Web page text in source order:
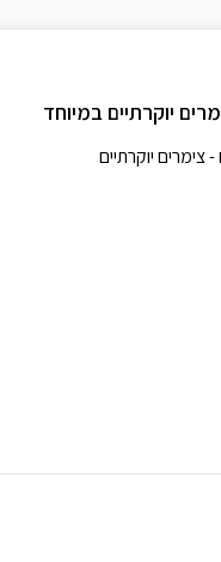
יוקרתיים במיוחד
צימרים יוקרתיים